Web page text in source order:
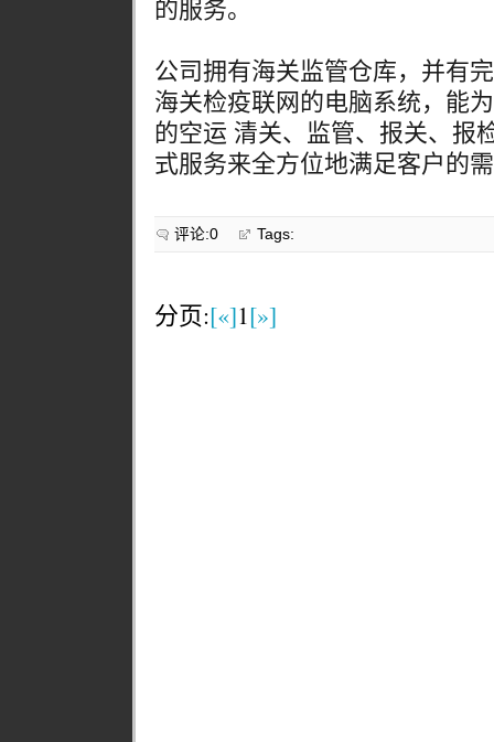
的服务。
公司拥有海关监管仓库，并有
海关检疫联网的电脑系统，能
的空运 清关、监管、报关、报
式服务来全方位地满足客户的
评论:0 Tags:
分页:[«]1[»]